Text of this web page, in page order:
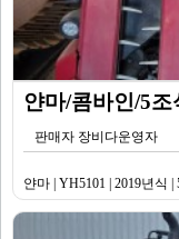
얀마/콤바인/5
판매자 장비다운영자
얀마 | YH5101 | 2019년식